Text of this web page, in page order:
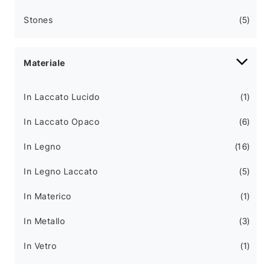
Stones 5
Materiale
In Laccato Lucido 1
In Laccato Opaco 6
In Legno 16
In Legno Laccato 5
In Materico 1
In Metallo 3
In Vetro 1